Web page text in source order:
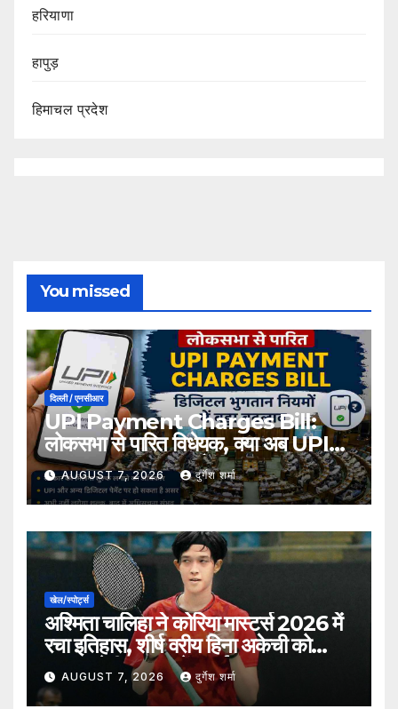
हरियाणा
हापुड़
हिमाचल प्रदेश
You missed
दिल्ली / एनसीआर
UPI Payment Charges Bill:
लोकसभा से पारित विधेयक, क्या अब UPI
भुगतान पर लग सकता है शुल्क?
AUGUST 7, 2026 दुर्गेश शर्मा
खेल/स्पोर्ट्स
अश्मिता चालिहा ने कोरिया मास्टर्स 2026 में
रचा इतिहास, शीर्ष वरीय हिना अकेची को
हराकर सेमीफाइनल में बनाई जगह
AUGUST 7, 2026 दुर्गेश शर्मा